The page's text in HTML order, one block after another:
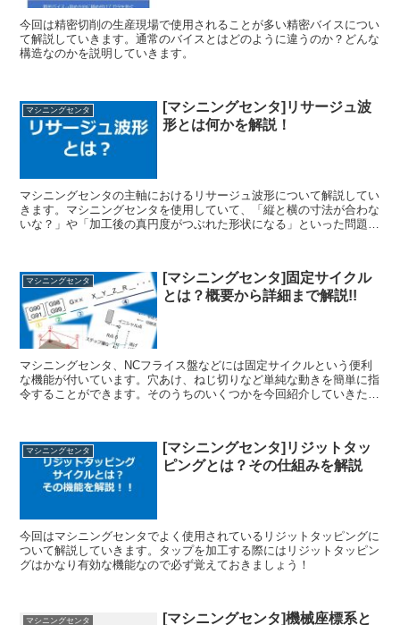
今回は精密切削の生産現場で使用されることが多い精密バイスについ
て解説していきます。通常のバイスとはどのように違うのか？どんな
構造なのかを説明していきます。
マシニングセンタ
[マシニングセンタ]リサージュ波
形とは何かを解説！
マシニングセンタの主軸におけるリサージュ波形について解説してい
きます。マシニングセンタを使用していて、「縦と横の寸法が合わな
いな？」や「加工後の真円度がつぶれた形状になる」といった問題が
マシニングセンタ
[マシニングセンタ]固定サイクル
とは？概要から詳細まで解説!!
マシニングセンタ、NCフライス盤などには固定サイクルという便利
な機能が付いています。穴あけ、ねじ切りなど単純な動きを簡単に指
令することができます。そのうちのいくつかを今回紹介していきたい
マシニングセンタ
[マシニングセンタ]リジットタッ
ピングとは？その仕組みを解説
今回はマシニングセンタでよく使用されているリジットタッピングに
ついて解説していきます。タップを加工する際にはリジットタッピン
グはかなり有効な機能なので必ず覚えておきましょう！
マシニングセンタ
[マシニングセンタ]機械座標系と